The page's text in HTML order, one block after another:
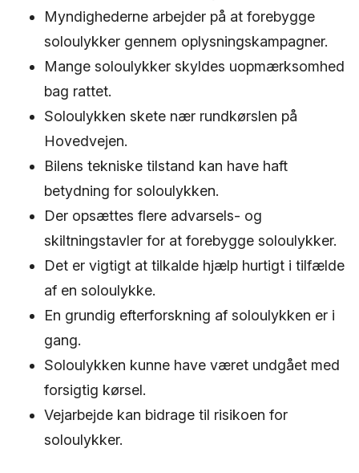
Myndighederne arbejder på at forebygge
soloulykker gennem oplysningskampagner.
Mange soloulykker skyldes uopmærksomhed
bag rattet.
Soloulykken skete nær rundkørslen på
Hovedvejen.
Bilens tekniske tilstand kan have haft
betydning for soloulykken.
Der opsættes flere advarsels- og
skiltningstavler for at forebygge soloulykker.
Det er vigtigt at tilkalde hjælp hurtigt i tilfælde
af en soloulykke.
En grundig efterforskning af soloulykken er i
gang.
Soloulykken kunne have været undgået med
forsigtig kørsel.
Vejarbejde kan bidrage til risikoen for
soloulykker.